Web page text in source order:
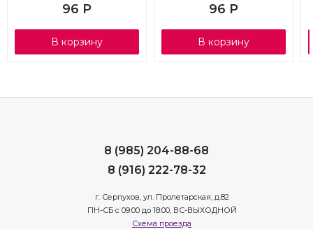
96 Р
В корзину
96 Р
В корзину
8 (985) 204-88-68
8 (916) 222-78-32
г. Серпухов, ул. Пролетарская, д.82
ПН-СБ с 09:00 до 18:00, ВС-ВЫХОДНОЙ
Схема проезда